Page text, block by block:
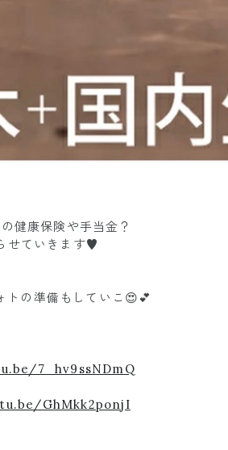
健康保険や手当金？
せていきます♥︎
トの準備もしていこ😍💕
7_hv9ssNDmQ
GhMkk2ponjI